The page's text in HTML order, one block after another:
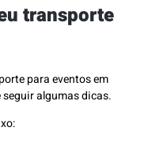
transporte
para eventos em
seguir algumas dicas.